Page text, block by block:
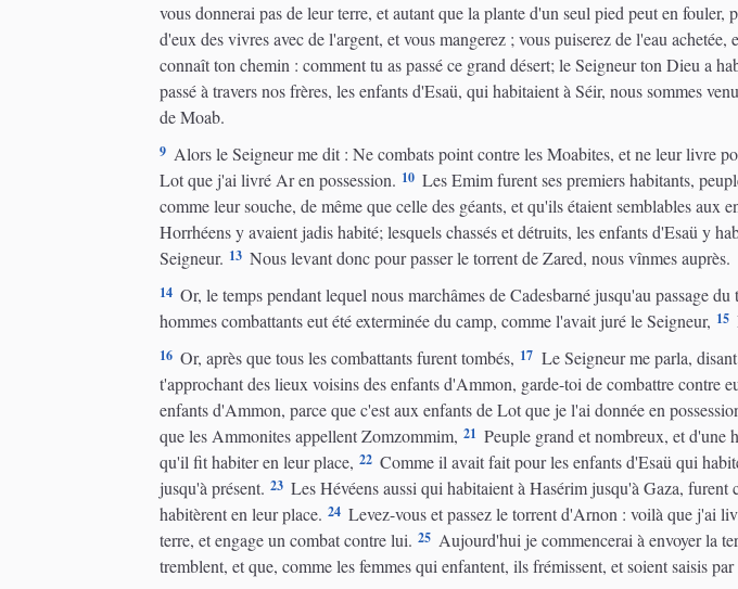
vous donnerai pas de leur terre, et autant que la plante d'un seul pied peut en fouler,
d'eux des vivres avec de l'argent, et vous mangerez ; vous puiserez de l'eau achetée,
connaît ton chemin : comment tu as passé ce grand désert; le Seigneur ton Dieu a
passé à travers nos frères, les enfants d'Esaü, qui habitaient à Séir, nous sommes
de Moab.
9 Alors le Seigneur me dit : Ne combats point contre les Moabites, et ne leur livre
Lot que j'ai livré Ar en possession. 10 Les Emim furent ses premiers habitants,
comme leur souche, de même que celle des géants, et qu'ils étaient semblables
Horrhéens y avaient jadis habité; lesquels chassés et détruits, les enfants d'Esaü y
Seigneur. 13 Nous levant donc pour passer le torrent de Zared, nous vînmes auprès.
14 Or, le temps pendant lequel nous marchâmes de Cadesbarné jusqu'au passage
hommes combattants eut été exterminée du camp, comme l'avait juré le Seigneur, 15
16 Or, après que tous les combattants furent tombés, 17 Le Seigneur me parla,
t'approchant des lieux voisins des enfants d'Ammon, garde-toi de combattre contre
enfants d'Ammon, parce que c'est aux enfants de Lot que je l'ai donnée en
que les Ammonites appellent Zomzommim, 21 Peuple grand et nombreux, et d'une
qu'il fit habiter en leur place, 22 Comme il avait fait pour les enfants d'Esaü qui
jusqu'à présent. 23 Les Hévéens aussi qui habitaient à Hasérim jusqu'à Gaza,
habitèrent en leur place. 24 Levez-vous et passez le torrent d'Arnon : voilà que j'ai
terre, et engage un combat contre lui. 25 Aujourd'hui je commencerai à envoyer la
tremblent, et que, comme les femmes qui enfantent, ils frémissent, et soient saisis